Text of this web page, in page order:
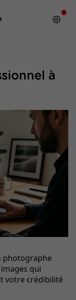
à
photographe
qui
votre crédibilité